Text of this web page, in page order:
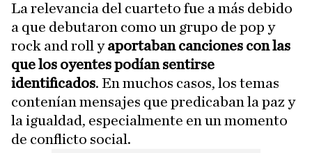
La relevancia del cuarteto fue a más debido
a que debutaron como un grupo de pop y
rock and roll yaportaban canciones con las
que los oyentes podían sentirse
identificados. En muchos casos, los temas
contenían mensajes que predicaban la paz y
la igualdad, especialmente en un momento
de conflicto social.